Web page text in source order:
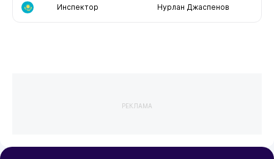
Инспектор Нурлан Джаспенов
РЕКЛАМА